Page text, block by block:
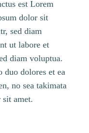
est Lorem
dolor sit
sed diam
ut labore et
diam voluptua.
duo dolores et ea
no sea takimata
sit amet.